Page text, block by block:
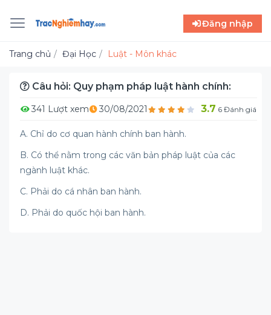
Đăng nhập
Trang chủ Đại Học Luật - Môn khác
Câu hỏi: Quy phạm pháp luật hành chính:
341 Lượt xem 30/08/2021 3.7 6 Đánh giá
A. Chỉ do cơ quan hành chính ban hành.
B. Có thể nằm trong các văn bản pháp luật của các
ngành luật khác.
C. Phải do cá nhân ban hành.
D. Phải do quốc hội ban hành.